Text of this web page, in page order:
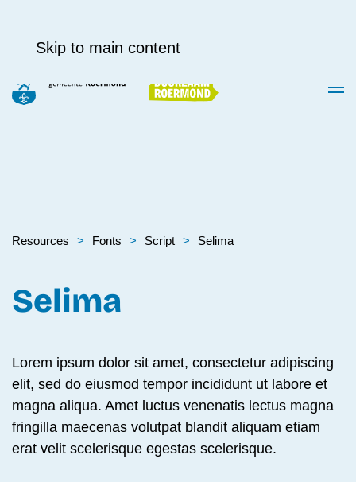
Skip to main content
Resources Fonts Script Selima
Selima
Lorem ipsum dolor sit amet, consectetur adipiscing
elit, sed do eiusmod tempor incididunt ut labore et
magna aliqua. Amet luctus venenatis lectus magna
fringilla maecenas volutpat blandit aliquam etiam
erat velit scelerisque egestas scelerisque.